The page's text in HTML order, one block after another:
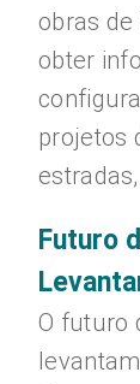
obras
obter
projetos
Futuro
O futuro